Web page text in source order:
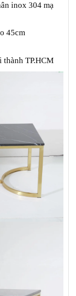
inox 304 mạ
45cm
TP.HCM